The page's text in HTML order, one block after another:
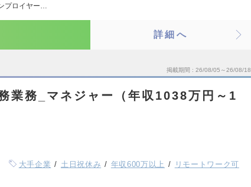
プロイヤー…
詳細へ
掲載期間 26/08/05～26/08/18
業務_マネジャー（年収1038万円～1
大手企業 土日祝休み 年収600万以上
リモートワーク可